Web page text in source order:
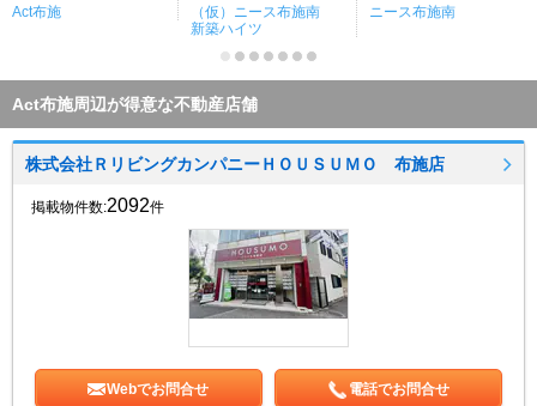
Act布施
（仮）ニース布施南
新築ハイツ
ニース布施南
Act布施周辺が得意な不動産店舗
株式会社ＲリビングカンパニーＨＯＵＳＵＭＯ 布施店
掲載物件数:2092件
Webでお問合せ 電話でお問合せ